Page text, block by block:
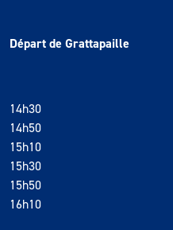
Départ de Grattapaille
14h30
14h50
15h10
15h30
15h50
16h10